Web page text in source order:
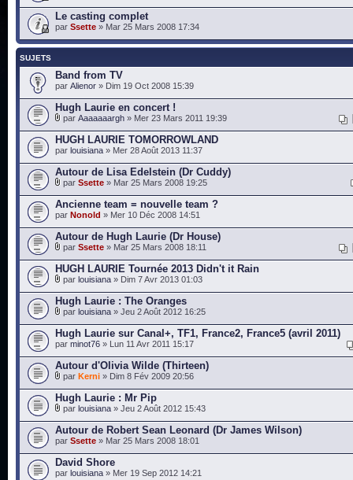
Le casting complet
par Ssette » Mar 25 Mars 2008 17:34
SUJETS
Band from TV
par Alienor » Dim 19 Oct 2008 15:39
Hugh Laurie en concert !
par Aaaaaaargh » Mer 23 Mars 2011 19:39
HUGH LAURIE TOMORROWLAND
par louisiana » Mer 28 Août 2013 11:37
Autour de Lisa Edelstein (Dr Cuddy)
par Ssette » Mar 25 Mars 2008 19:25
Ancienne team = nouvelle team ?
par Nonold » Mer 10 Déc 2008 14:51
Autour de Hugh Laurie (Dr House)
par Ssette » Mar 25 Mars 2008 18:11
HUGH LAURIE Tournée 2013 Didn't it Rain
par louisiana » Dim 7 Avr 2013 01:03
Hugh Laurie : The Oranges
par louisiana » Jeu 2 Août 2012 16:25
Hugh Laurie sur Canal+, TF1, France2, France5 (avril 2011)
par minot76 » Lun 11 Avr 2011 15:17
Autour d'Olivia Wilde (Thirteen)
par Kerni » Dim 8 Fév 2009 20:56
Hugh Laurie : Mr Pip
par louisiana » Jeu 2 Août 2012 15:43
Autour de Robert Sean Leonard (Dr James Wilson)
par Ssette » Mar 25 Mars 2008 18:01
David Shore
par louisiana » Mer 19 Sep 2012 14:21